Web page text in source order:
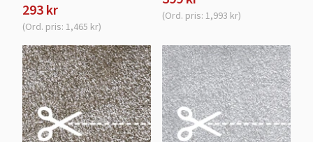
293 kr
(Ord. pris: 1,465 kr)
(Ord. pris: 1,993 kr)